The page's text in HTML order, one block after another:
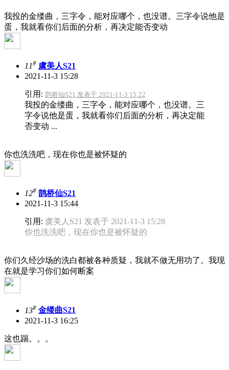
我投的金缕曲，三字令，能对应哪个，也没谱。三字令说他是
蛋，我就看你们后面的分析，再决定能否变动
11# 虞美人S21
2021-11-3 15:28
引用: 鹊桥仙S21 发表于 2021-11-3 15:22
我投的金缕曲，三字令，能对应哪个，也没谱。三
字令说他是蛋，我就看你们后面的分析，再决定能
否变动 ...
你也洗洗吧，现在你也是被怀疑的
12# 鹊桥仙S21
2021-11-3 15:44
引用: 虞美人S21 发表于 2021-11-3 15:28
你也洗洗吧，现在你也是被怀疑的
你们久经沙场的洗白都被各种质疑，我就不做无用功了。我现
在就是学习你们如何断案
13# 金缕曲S21
2021-11-3 16:25
这也踢。。。